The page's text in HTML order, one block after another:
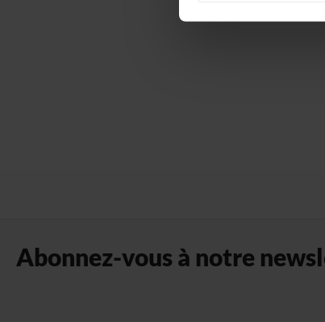
Abonnez-vous à notre